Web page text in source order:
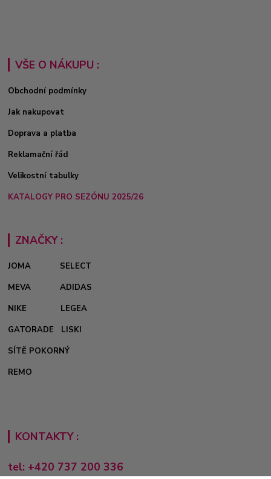
VŠE O NÁKUPU :
Obchodní podmínky
Jak nakupovat
Doprava a platba
Reklamační řád
Velikostní tabulky
KATALOGY PRO SEZÓNU 2025/26
ZNAČKY :
JOMA
SELECT
MEVA
ADIDAS
NIKE
LEGEA
GATORADE
LISKI
SÍTĚ POKORNÝ
REMO
KONTAKTY :
tel: +420 737 200 336